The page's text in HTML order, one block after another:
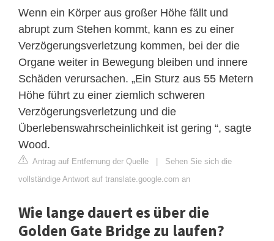
Wenn ein Körper aus großer Höhe fällt und
abrupt zum Stehen kommt, kann es zu einer
Verzögerungsverletzung kommen, bei der die
Organe weiter in Bewegung bleiben und innere
Schäden verursachen. „Ein Sturz aus 55 Metern
Höhe führt zu einer ziemlich schweren
Verzögerungsverletzung und die
Überlebenswahrscheinlichkeit ist gering “, sagte
Wood.
Antrag auf Entfernung der Quelle | Sehen Sie sich die
vollständige Antwort auf translate.google.com an
Wie lange dauert es über die
Golden Gate Bridge zu laufen?